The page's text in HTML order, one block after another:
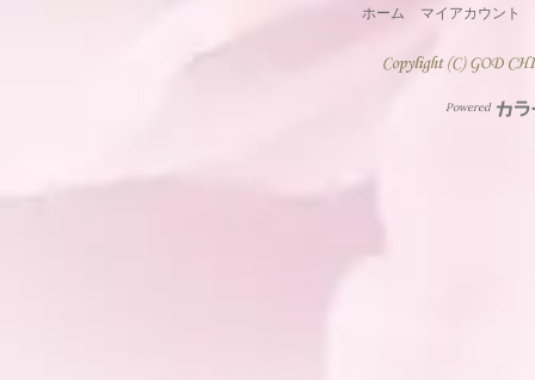
ホーム マイアカウント
Powered